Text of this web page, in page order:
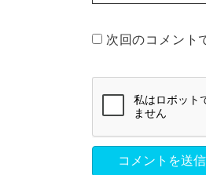
次回のコメント